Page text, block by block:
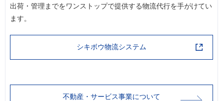
出荷・管理までをワンストップで提供する物流代行を手がけてい
ます。
シキボウ物流システム
不動産・サービス事業について